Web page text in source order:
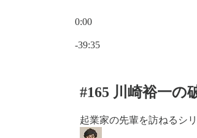
0:00
-39:35
#165 川崎裕一の
起業家の先輩を訪ねるシ